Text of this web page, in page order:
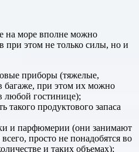
на море вполне можно
при этом не только силы, но и
приборы (тяжелые,
багаже, при этом их можно
любой гостинице);
такого продуктового запаса
и парфюмерии (они занимают
просто не понадобятся во
и таких объемах);